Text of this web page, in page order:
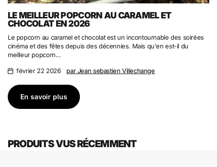
LE MEILLEUR POPCORN AU CARAMEL ET
CHOCOLAT EN 2026
Le popcorn au caramel et chocolat est un incontournable des soirées
cinéma et des fêtes depuis des décennies. Mais qu'en est-il du
meilleur popcorn...
février 22 2026 par Jean sebastien Villechange
En savoir plus
PRODUITS VUS RÉCEMMENT